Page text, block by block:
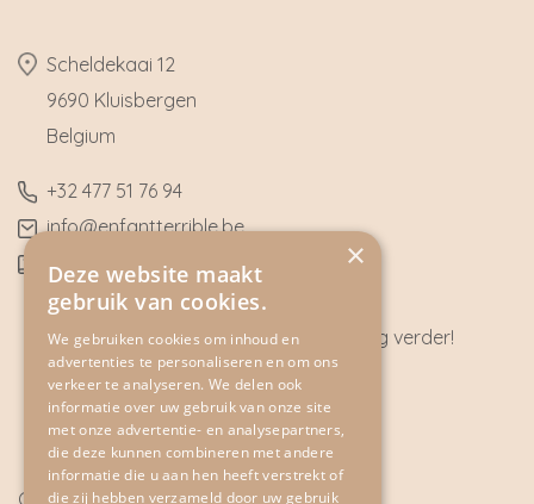
​Scheldekaai 12
9690 Kluisbergen
​Belgium
​+32 477 51 76 94
​info@enfantterrible.be
BE0636790746
Heeft u vragen? Wij helpen u graag verder!
CONTACT
Cookie Policy
×
Deze website maakt
gebruik van cookies.
We gebruiken cookies om inhoud en
advertenties te personaliseren en om ons
verkeer te analyseren. We delen ook
informatie over uw gebruik van onze site
met onze advertentie- en analysepartners,
die deze kunnen combineren met andere
informatie die u aan hen heeft verstrekt of
die zij hebben verzameld door uw gebruik